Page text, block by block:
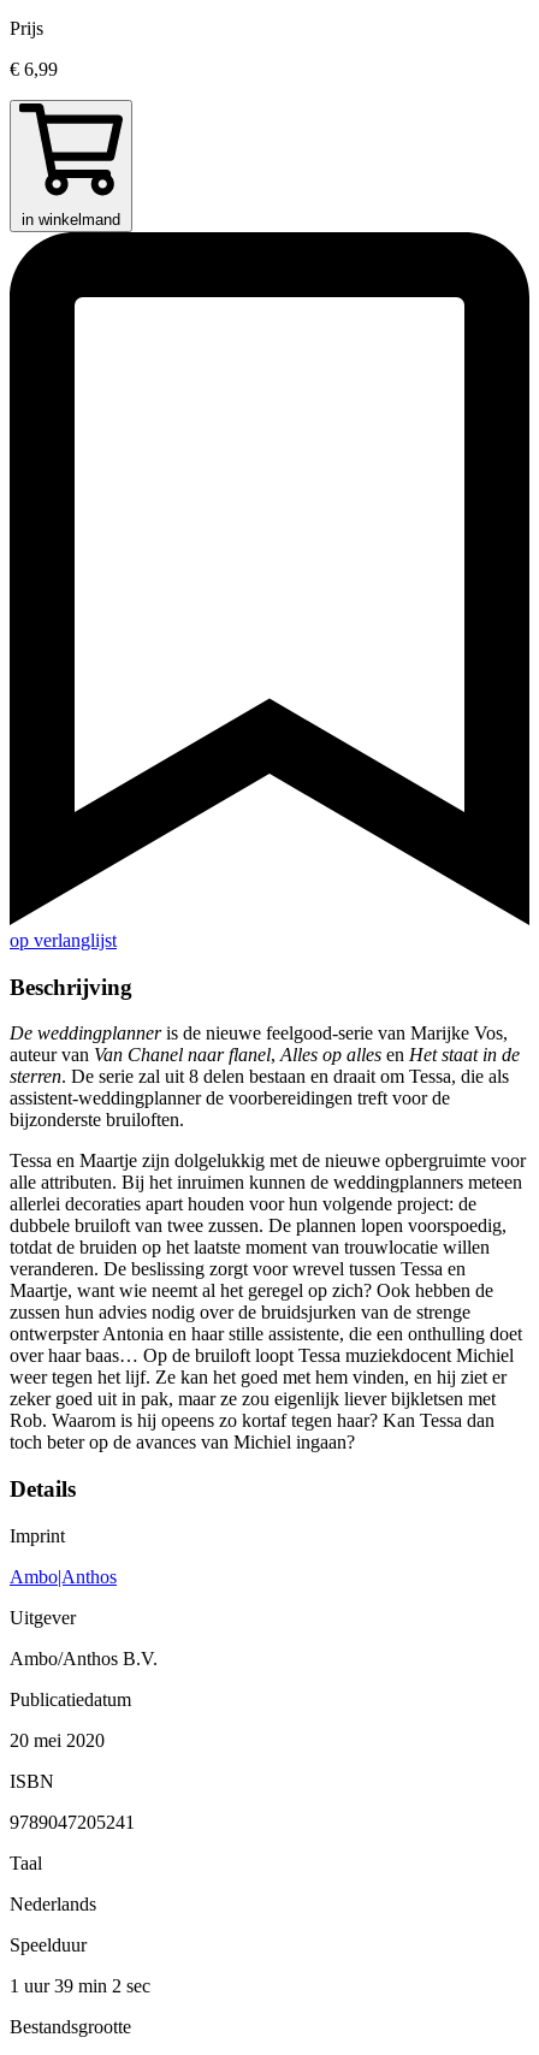
Prijs
€ 6,99
in winkelmand
op verlanglijst
Beschrijving
De weddingplanneris de nieuwe feelgood-serie van Marijke Vos,
auteur van Van Chanel naar flanel,Alles op alles en Het staat in de
sterren. De serie zal uit 8 delen bestaan en draait om Tessa, die als
assistent-weddingplanner de voorbereidingen treft voor de
bijzonderste bruiloften.
Tessa en Maartje zijn dolgelukkig met de nieuwe opbergruimte voor
alle attributen. Bij het inruimen kunnen de weddingplanners meteen
allerlei decoraties apart houden voor hun volgende project: de
dubbele bruiloft van twee zussen. De plannen lopen voorspoedig,
totdat de bruiden op het laatste moment van trouwlocatie willen
veranderen. De beslissing zorgt voor wrevel tussen Tessa en
Maartje, want wie neemt al het geregel op zich? Ook hebben de
zussen hun advies nodig over de bruidsjurken van de strenge
ontwerpster Antonia en haar stille assistente, die een onthulling doet
over haar baas… Op de bruiloft loopt Tessa muziekdocent Michiel
weer tegen het lijf. Ze kan het goed met hem vinden, en hij ziet er
zeker goed uit in pak, maar ze zou eigenlijk liever bijkletsen met
Rob. Waarom is hij opeens zo kortaf tegen haar? Kan Tessa dan
toch beter op de avances van Michiel ingaan?
Details
Imprint
Ambo|Anthos
Uitgever
Ambo/Anthos B.V.
Publicatiedatum
20 mei 2020
ISBN
9789047205241
Taal
Nederlands
Speelduur
1 uur 39 min 2 sec
Bestandsgrootte